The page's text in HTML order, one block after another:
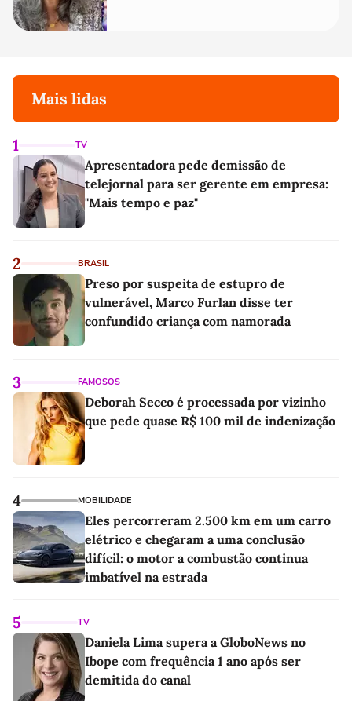
Mais lidas
1 TV
Apresentadora pede demissão de
telejornal para ser gerente em empresa:
"Mais tempo e paz"
2 BRASIL
Preso por suspeita de estupro de
vulnerável, Marco Furlan disse ter
confundido criança com namorada
3 FAMOSOS
Deborah Secco é processada por vizinho
que pede quase R$ 100 mil de indenização
4 MOBILIDADE
Eles percorreram 2.500 km em um carro
elétrico e chegaram a uma conclusão
difícil: o motor a combustão continua
imbatível na estrada
5 TV
Daniela Lima supera a GloboNews no
Ibope com frequência 1 ano após ser
demitida do canal